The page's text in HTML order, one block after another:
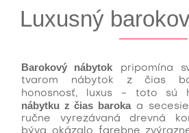
Luxusný
Barokový nábytok pripomína
tvarom nábytok z čias
honosnosť, luxus - toto sú
nábytku z čias barokaa
ručne vyrezávaná drevná
býva okázalo farebne